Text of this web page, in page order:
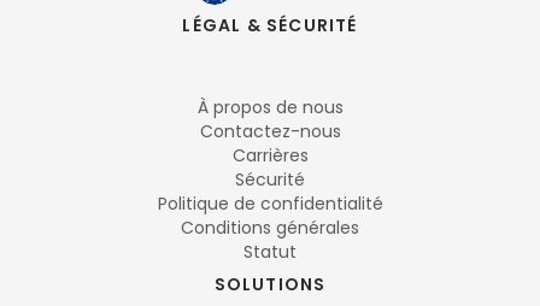
LÉGAL & SÉCURITÉ
À propos de nous
Contactez-nous
Carrières
Sécurité
Politique de confidentialité
Conditions générales
Statut
SOLUTIONS